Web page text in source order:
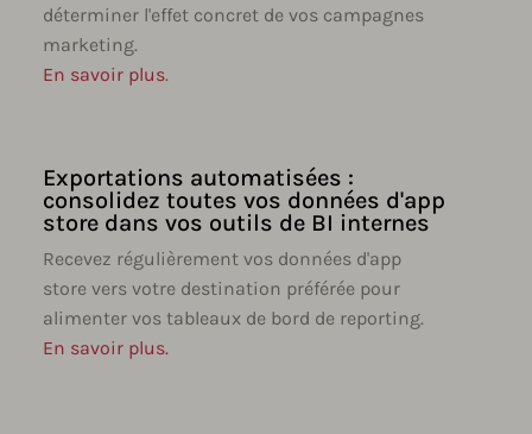
déterminer l'effet concret de vos campagnes
marketing.
En savoir plus.
Exportations automatisées :
consolidez toutes vos données d'app
store dans vos outils de BI internes
Recevez régulièrement vos données d'app
store vers votre destination préférée pour
alimenter vos tableaux de bord de reporting.
En savoir plus.